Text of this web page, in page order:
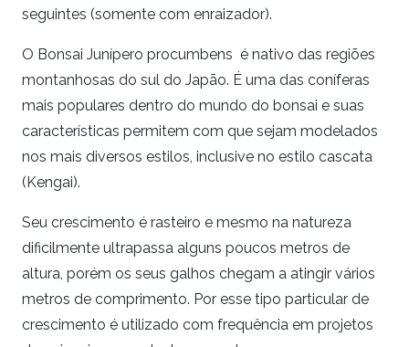
seguintes (somente com enraizador).
O Bonsai Junípero procumbens é nativo das regiões
montanhosas do sul do Japão. É uma das coníferas
mais populares dentro do mundo do bonsai e suas
características permitem com que sejam modelados
nos mais diversos estilos, inclusive no estilo cascata
(Kengai).
Seu crescimento é rasteiro e mesmo na natureza
dificilmente ultrapassa alguns poucos metros de
altura, porém os seus galhos chegam a atingir vários
metros de comprimento. Por esse tipo particular de
crescimento é utilizado com frequência em projetos